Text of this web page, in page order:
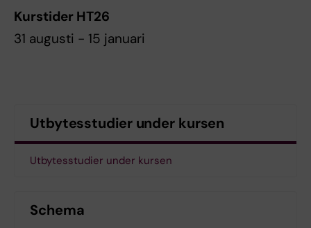
Kurstider HT26
31 augusti - 15 januari
Utbytesstudier under kursen
Utbytesstudier under kursen
Schema